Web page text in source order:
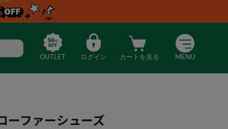
OUTLET ログイン カートを見る MENU
ーファーシューズ